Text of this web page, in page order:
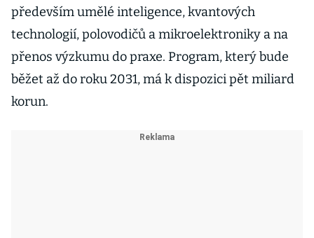
především umělé inteligence, kvantových
technologií, polovodičů a mikroelektroniky a na
přenos výzkumu do praxe. Program, který bude
běžet až do roku 2031, má k dispozici pět miliard
korun.